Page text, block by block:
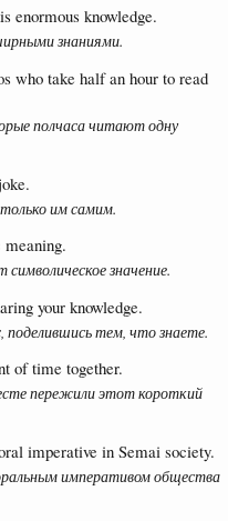
enormous knowledge.
знаниями.
who take half an hour to read
полчаса читают одну
им самим.
значение.
your knowledge.
поделившись тем, что знаете.
of time together.
пережили этот короткий
imperative in Semai society.
императивом общества